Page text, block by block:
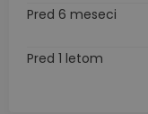
Pred 6 meseci
Pred 1 letom